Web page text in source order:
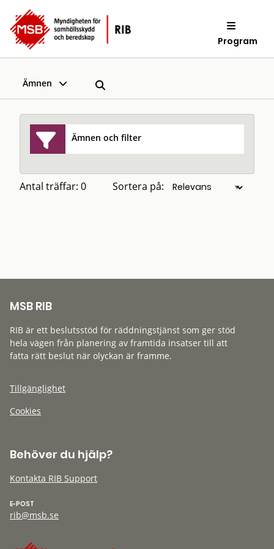
Program
Ämnen
Ämnen och filter
Antal träffar: 0 Sortera på:
MSB RIB
RIB är ett beslutsstöd för räddningstjänst som ger stöd
hela vägen från planering av framtida insatser till att
fatta rätt beslut när olyckan är framme.
Tillgänglighet
Cookies
Behöver du hjälp?
Kontakta RIB Support
E-POST
rib@msb.se